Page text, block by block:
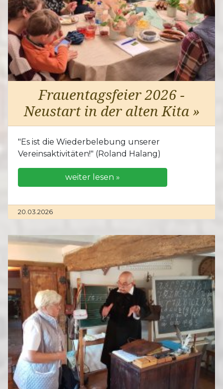
Frauentagsfeier 2026 -
Neustart in der alten Kita »
"Es ist die Wiederbelebung unserer
Vereinsaktivitäten!" (Roland Halang)
weiter lesen »
20.03.2026